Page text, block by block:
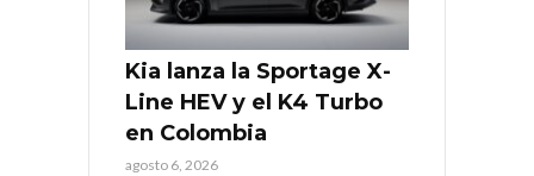
Kia lanza la Sportage X-
Line HEV y el K4 Turbo
en Colombia
agosto 6, 2026